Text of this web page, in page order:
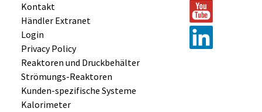
Kontakt
Händler Extranet
Login
Privacy Policy
Reaktoren und Druckbehälter
Strömungs-Reaktoren
Kunden-spezifische Systeme
Kalorimeter